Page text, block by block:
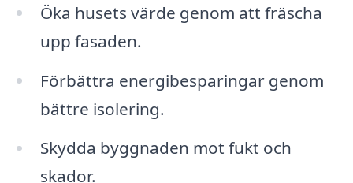
Öka husets värde genom att fräscha
upp fasaden.
Förbättra energibesparingar genom
bättre isolering.
Skydda byggnaden mot fukt och
skador.